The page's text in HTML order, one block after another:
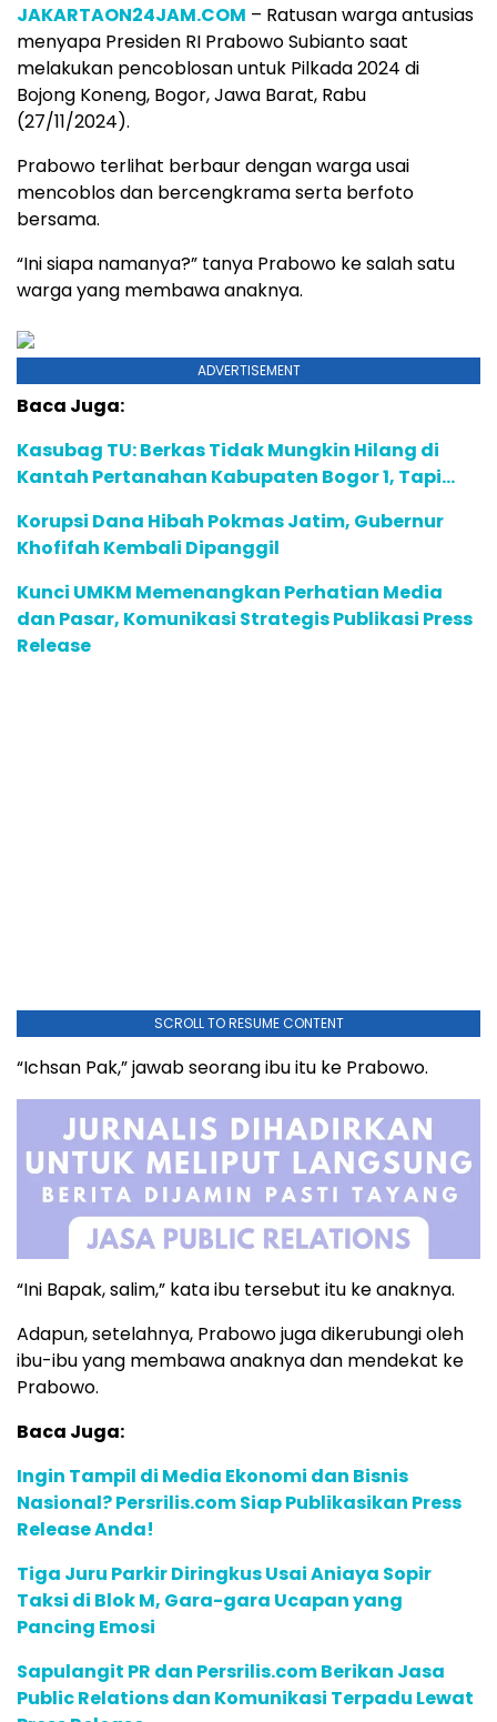
JAKARTAON24JAM.COM – Ratusan warga antusias
menyapa Presiden RI Prabowo Subianto saat
melakukan pencoblosan untuk Pilkada 2024 di
Bojong Koneng, Bogor, Jawa Barat, Rabu
(27/11/2024).
Prabowo terlihat berbaur dengan warga usai
mencoblos dan bercengkrama serta berfoto
bersama.
“Ini siapa namanya?” tanya Prabowo ke salah satu
warga yang membawa anaknya.
ADVERTISEMENT
Baca Juga:
Kasubag TU: Berkas Tidak Mungkin Hilang di
Kantah Pertanahan Kabupaten Bogor 1, Tapi…
Korupsi Dana Hibah Pokmas Jatim, Gubernur
Khofifah Kembali Dipanggil
Kunci UMKM Memenangkan Perhatian Media
dan Pasar, Komunikasi Strategis Publikasi Press
Release
SCROLL TO RESUME CONTENT
“Ichsan Pak,” jawab seorang ibu itu ke Prabowo.
“Ini Bapak, salim,” kata ibu tersebut itu ke anaknya.
Adapun, setelahnya, Prabowo juga dikerubungi oleh
ibu-ibu yang membawa anaknya dan mendekat ke
Prabowo.
Baca Juga:
Ingin Tampil di Media Ekonomi dan Bisnis
Nasional? Persrilis.com Siap Publikasikan Press
Release Anda!
Tiga Juru Parkir Diringkus Usai Aniaya Sopir
Taksi di Blok M, Gara-gara Ucapan yang
Pancing Emosi
Sapulangit PR dan Persrilis.com Berikan Jasa
Public Relations dan Komunikasi Terpadu Lewat